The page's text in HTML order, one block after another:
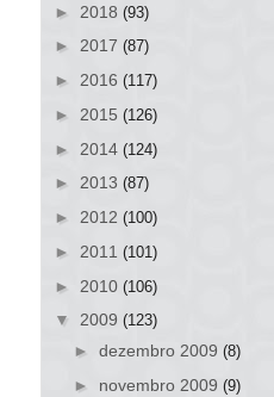
► 2018 (93)
► 2017 (87)
► 2016 (117)
► 2015 (126)
► 2014 (124)
► 2013 (87)
► 2012 (100)
► 2011 (101)
► 2010 (106)
▼ 2009 (123)
► dezembro 2009 (8)
► novembro 2009 (9)